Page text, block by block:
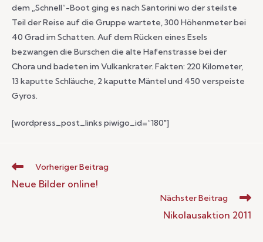
dem „Schnell“-Boot ging es nach Santorini wo der steilste
Teil der Reise auf die Gruppe wartete, 300 Höhenmeter bei
40 Grad im Schatten. Auf dem Rücken eines Esels
bezwangen die Burschen die alte Hafenstrasse bei der
Chora und badeten im Vulkankrater. Fakten: 220 Kilometer,
13 kaputte Schläuche, 2 kaputte Mäntel und 450 verspeiste
Gyros.
[wordpress_post_links piwigo_id=“180″]
Vorheriger Beitrag
Neue Bilder online!
Nächster Beitrag
Nikolausaktion 2011